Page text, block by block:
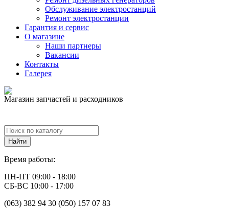
Обслуживание электростанций
Ремонт электростанции
Гарантия и сервис
О магазине
Наши партнеры
Вакансии
Контакты
Галерея
Магазин запчастей и расходников
Время работы:
ПН-ПТ 09:00 - 18:00
СБ-ВС 10:00 - 17:00
(063) 382 94 30 (050) 157 07 83